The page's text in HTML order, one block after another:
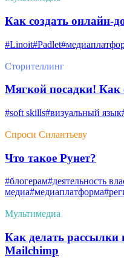
Как создать онлайн-
#Linoit#Padlet
Сторителлинг
Мягкой посадки! Как
#soft skills#визуальный язык
Спроси Силантьеву
Что такое Рунет?
#блогерам#деятельность
медиа#медиаплатформа
Мультимедиа
Как делать рассылки
Mailchimp